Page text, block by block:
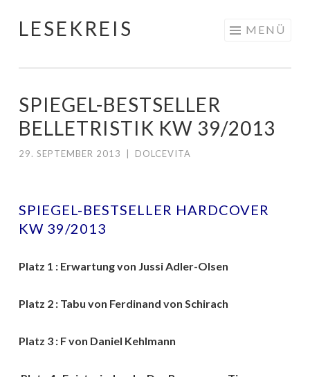
Springe
LESEKREIS MENÜ
SPIEGEL-BESTSELLER
BELLETRISTIK KW 39/2013
29. SEPTEMBER 2013 DOLCEVITA
SPIEGEL-BESTSELLER HARDCOVER
KW 39/2013
Platz 1 : Erwartung von Jussi Adler-Olsen
Platz 2 : Tabu von Ferdinand von Schirach
Platz 3 : F von Daniel Kehlmann